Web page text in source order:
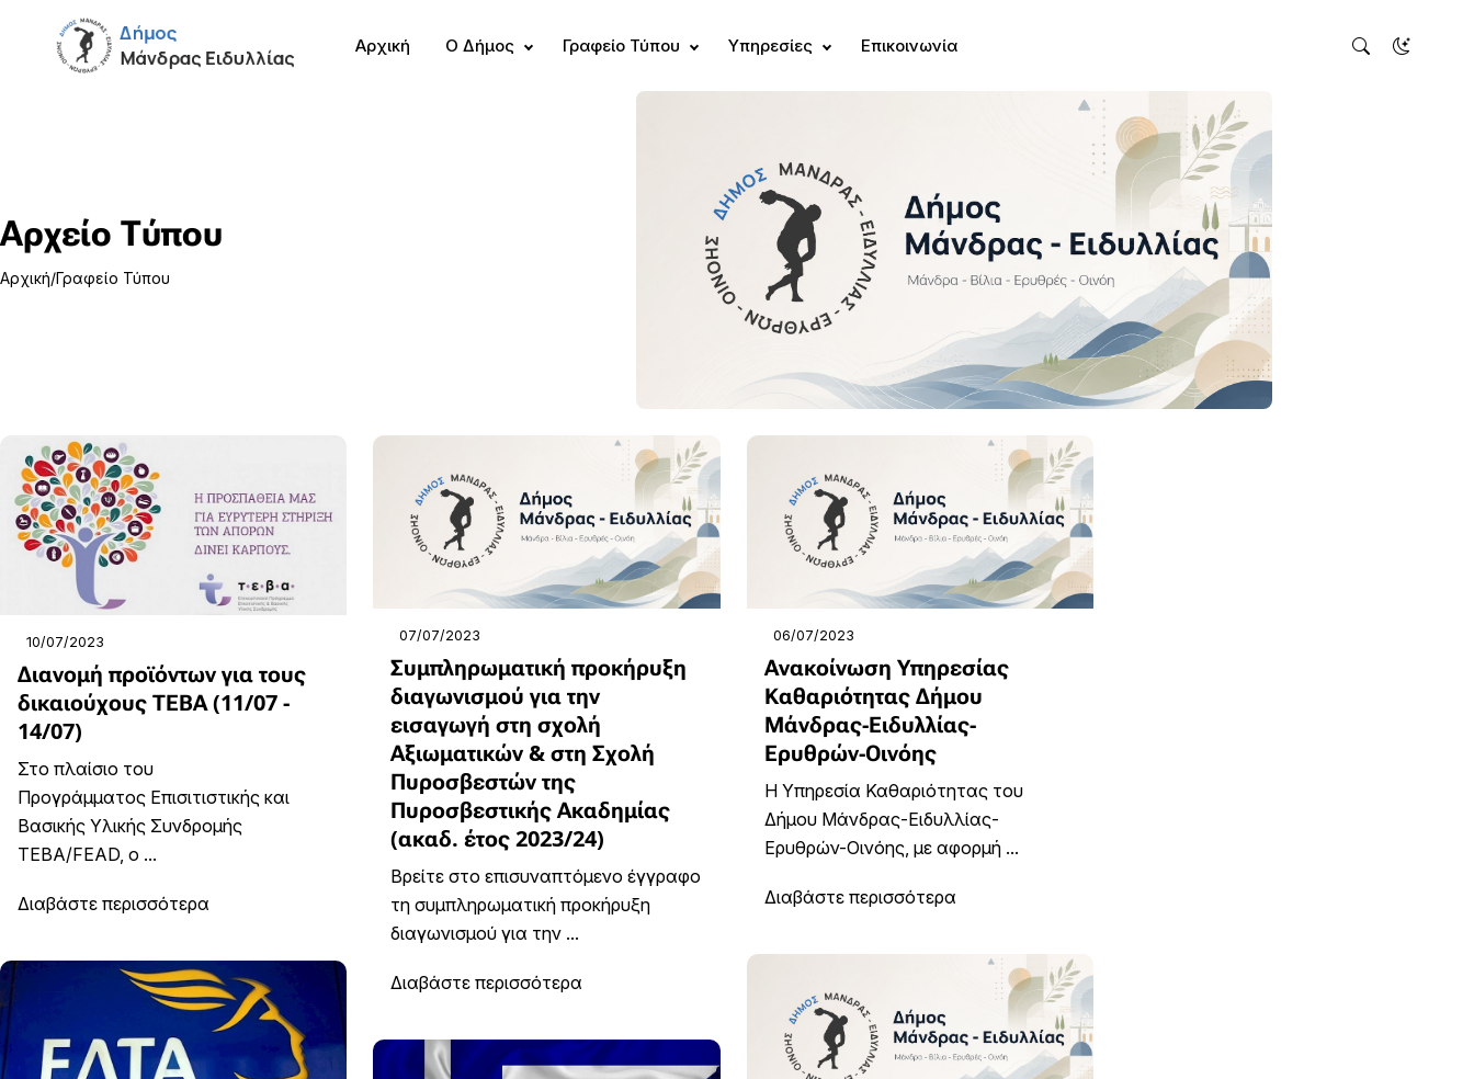
Αρχική Ο Δήμος Γραφείο Τύπου Υπηρεσίες Επικοινωνία
Αρχείο Τύπου
Αρχική Γραφείο Τύπου
10/07/2023
Διανομή προϊόντων για τους
δικαιούχους ΤΕΒΑ (11/07 -
14/07)
Στο πλαίσιο του
Προγράμματος Επισιτιστικής και
Βασικής Υλικής Συνδρομής
ΤΕΒΑ/FEAD, ο ...
Διαβάστε περισσότερα
07/07/2023
Συμπληρωματική προκήρυξη
διαγωνισμού για την
εισαγωγή στη σχολή
Αξιωματικών & στη Σχολή
Πυροσβεστών της
Πυροσβεστικής Ακαδημίας
(ακαδ. έτος 2023/24)
Βρείτε στο επισυναπτόμενο έγγραφο
τη συμπληρωματική προκήρυξη
διαγωνισμού για την ...
Διαβάστε περισσότερα
06/07/2023
Ανακοίνωση Υπηρεσίας
Καθαριότητας Δήμου
Μάνδρας-Ειδυλλίας-
Ερυθρών-Οινόης
Η Υπηρεσία Καθαριότητας του
Δήμου Μάνδρας-Ειδυλλίας-
Ερυθρών-Οινόης, με αφορμή ...
Διαβάστε περισσότερα